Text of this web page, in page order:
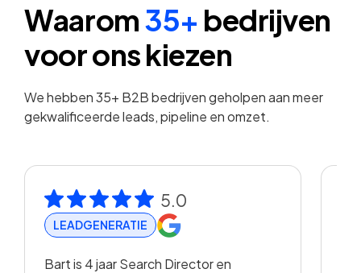
Waarom35+ bedrijven
voor ons kiezen
We hebben 35+ B2B bedrijven geholpen aan meer
gekwalificeerde leads, pipeline en omzet.
5.0
LEADGENERATIE
Bart is 4 jaar Search Director en